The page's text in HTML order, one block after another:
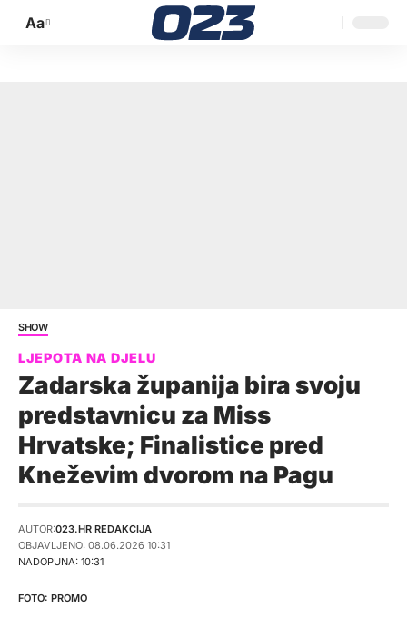
Promijeni
Aa
SHOW
Zadarska županija bira svoju
predstavnicu za Miss
Hrvatske; Finalistice pred
Kneževim dvorom na Pagu
NADOPUNA: 10:31
AUTOR:023.HR REDAKCIJA
OBJAVLJENO: 08.06.2026 10:31
PROMO